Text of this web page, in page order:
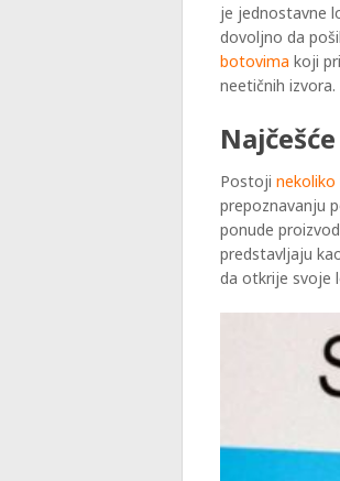
je jednostavne
dovoljno da
botovima koji
neetičnih izvora.
Postoji
prepoznavanju
ponude
predstavljaju
da otkrije svoje